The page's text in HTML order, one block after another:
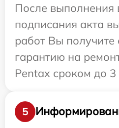
После выполнения
подписания акта
работ Вы
гарантию на
Pentax сроком до 3
5